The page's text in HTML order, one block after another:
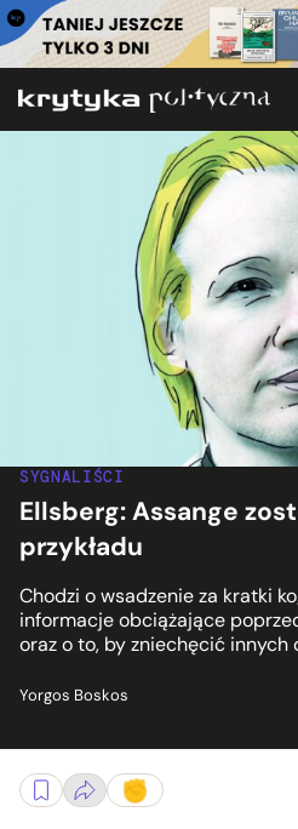
SYGNALIŚCI
Ellsberg: Assange
przykładu
Chodzi o wsadzenie za kratki
informacje obciążające
oraz o to, by zniechęcić innych
Yorgos Boskos